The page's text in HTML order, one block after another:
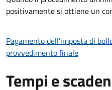
positivamente si ottiene un
Pagamento dell'imposta di
provvedimento finale
Tempi e